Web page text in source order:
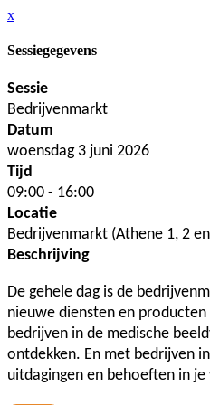
x
Sessiegegevens
Sessie
Bedrijvenmarkt
Datum
woensdag 3 juni 2026
Tijd
09:00 - 16:00
Locatie
Bedrijvenmarkt (Athene 1, 2
Beschrijving
De gehele dag is de
nieuwe diensten en
bedrijven in de medische
ontdekken. En met bedrijven
uitdagingen en behoeften in je